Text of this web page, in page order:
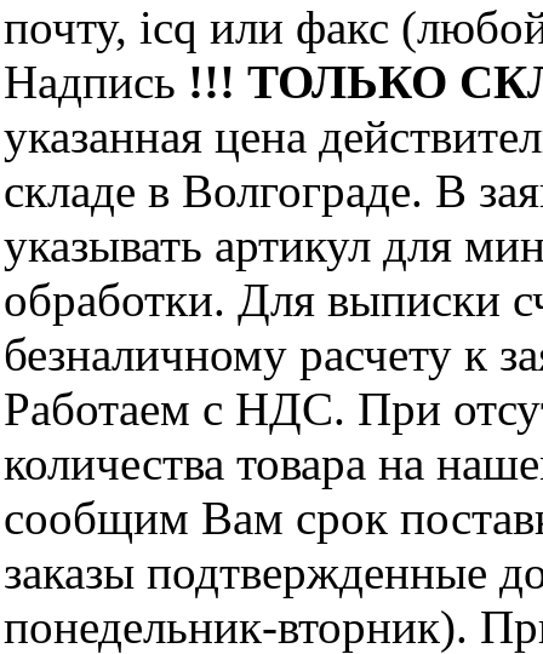
почту, icq или факс
Надпись !!! ТОЛЬКО
указанная цена
складе в Волгограде. В
указывать артикул для
обработки. Для выписки
безналичному расчету к
Работаем с НДС. При
количества товара на
сообщим Вам срок
заказы подтвержденные
понедельник-вторник).